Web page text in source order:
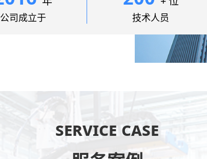
公司成立于 技术人员
Service case